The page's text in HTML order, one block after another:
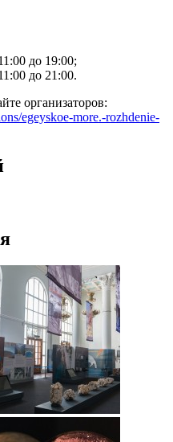
до 19:00;
до 21:00.
организаторов:
egeyskoe-more.-rozhdenie-